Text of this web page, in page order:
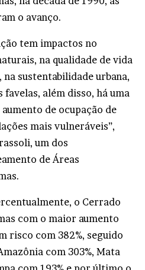
o avanço.
tem impactos no
na qualidade de vida
na sustentabilidade urbana,
favelas, além disso, há uma
de ocupação de
mais vulneráveis”,
um dos
de Áreas
o Cerrado
com o maior aumento
risco com 382%, seguido
com 303%, Mata